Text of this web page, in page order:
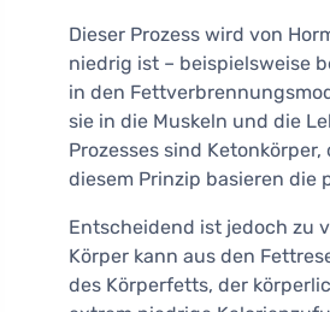
Dieser Prozess wird von
niedrig ist – beispielsweise
in den
sie in die Muskeln und die
Prozesses sind
diesem Prinzip basieren die
Entscheidend ist jedoch zu
Körper kann aus den
des Körperfetts, der